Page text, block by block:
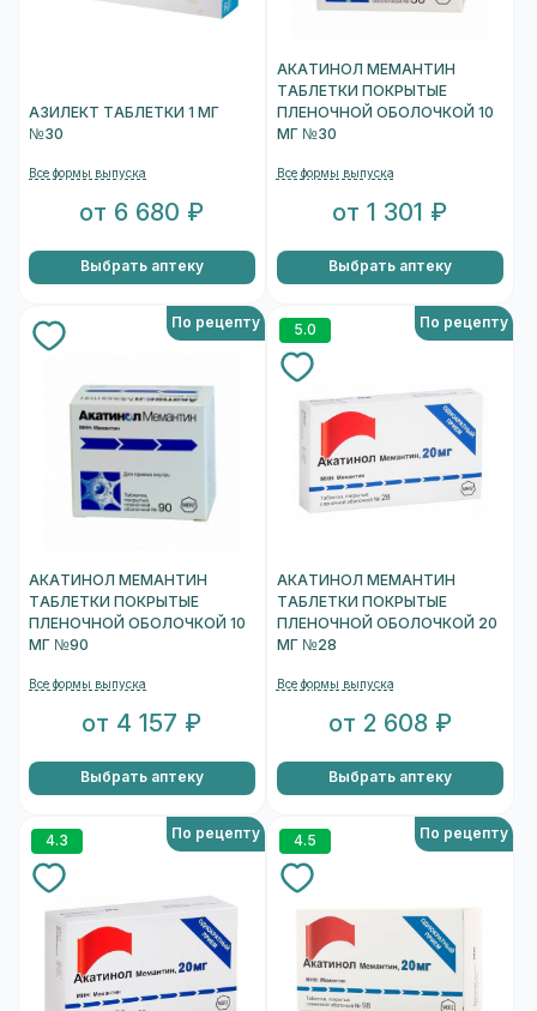
АЗИЛЕКТ ТАБЛЕТКИ 1 МГ
№30
Все формы выпуска
от 6 680 ₽
Выбрать аптеку
АКАТИНОЛ МЕМАНТИН
ТАБЛЕТКИ ПОКРЫТЫЕ
ПЛЕНОЧНОЙ ОБОЛОЧКОЙ 10
МГ №30
Все формы выпуска
от 1 301 ₽
Выбрать аптеку
По рецепту
АКАТИНОЛ МЕМАНТИН
ТАБЛЕТКИ ПОКРЫТЫЕ
ПЛЕНОЧНОЙ ОБОЛОЧКОЙ 10
МГ №90
Все формы выпуска
от 4 157 ₽
Выбрать аптеку
5.0 По рецепту
АКАТИНОЛ МЕМАНТИН
ТАБЛЕТКИ ПОКРЫТЫЕ
ПЛЕНОЧНОЙ ОБОЛОЧКОЙ 20
МГ №28
Все формы выпуска
от 2 608 ₽
Выбрать аптеку
4.3 По рецепту 4.5 По рецепту